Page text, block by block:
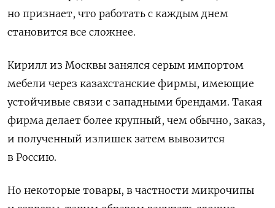
но признает, что работать с каждым днем
становится все сложнее.
Кирилл из Москвы занялся серым импортом
мебели через казахстанские фирмы, имеющие
устойчивые связи с западными брендами. Такая
фирма делает более крупный, чем обычно, заказ,
и полученный излишек затем вывозится
в Россию.
Но некоторые товары, в частности микрочипы